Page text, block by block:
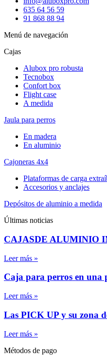
635 64 56 59
91 868 88 94
Menú de navegación
Cajas
Alubox pro robusta
Tecnobox
Confort box
Flight case
A medida
Jaula para perros
En madera
En aluminio
Cajoneras 4x4
Plataformas de carga
Accesorios y anclajes
Depósitos de aluminio a medida
Últimas noticias
CAJASDE ALUMINIO
Leer más »
Caja para perros en una
Leer más »
Las PICK UP y su zona
Leer más »
Métodos de pago